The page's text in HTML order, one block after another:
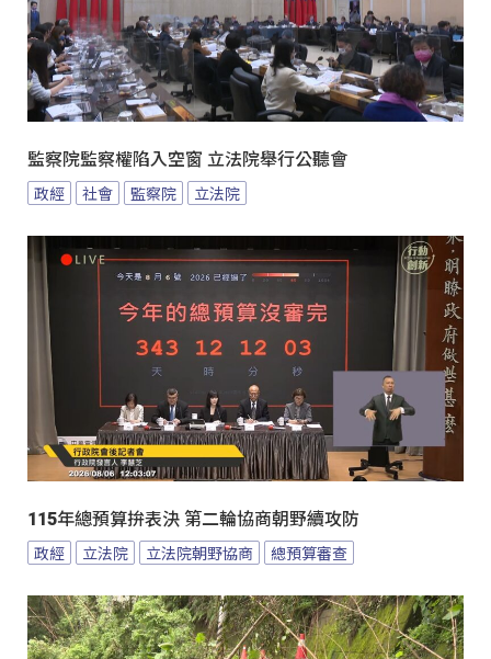
監察院監察權陷入空窗 立法院舉行公聽會
政經 社會 監察院 立法院
115年總預算拚表決 第二輪協商朝野續攻防
政經 立法院 立法院朝野協商 總預算審查